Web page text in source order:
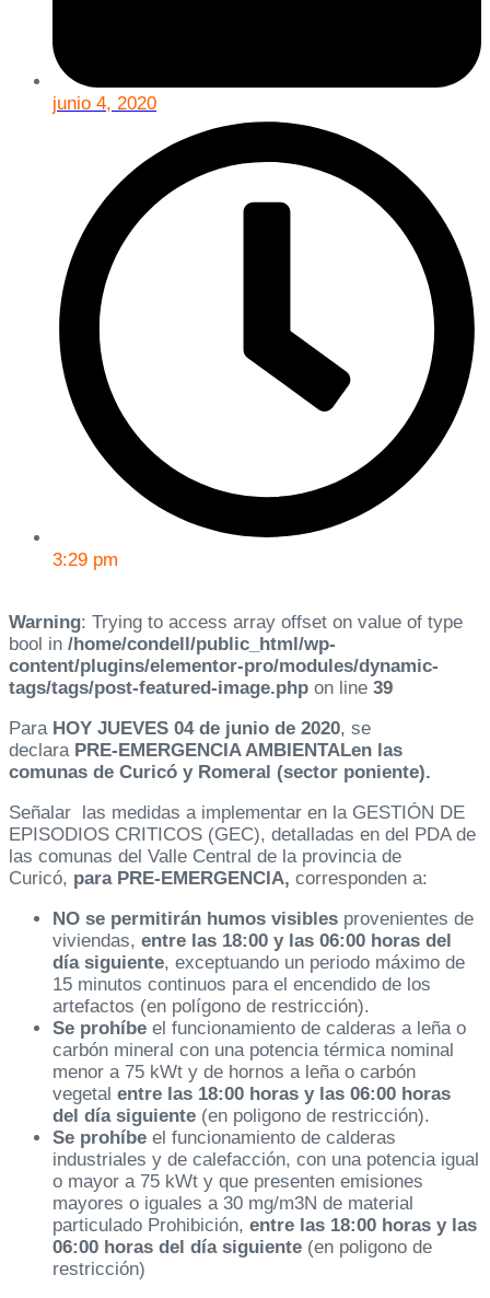
junio 4, 2020
3:29 pm
Warning: Trying to access array offset on value of type
bool in /home/condell/public_html/wp-
content/plugins/elementor-pro/modules/dynamic-
tags/tags/post-featured-image.php on line 39
Para HOY JUEVES 04 de junio de 2020, se
declara PRE-EMERGENCIA AMBIENTALen las
comunas de Curicó y Romeral (sector poniente).
Señalar las medidas a implementar en la GESTIÓN DE
EPISODIOS CRITICOS (GEC), detalladas en del PDA de
las comunas del Valle Central de la provincia de
Curicó, para PRE-EMERGENCIA, corresponden a:
NO se permitirán humos visibles provenientes de
viviendas, entre las 18:00 y las 06:00 horas del
día siguiente, exceptuando un periodo máximo de
15 minutos continuos para el encendido de los
artefactos (en polígono de restricción).
Se prohíbe el funcionamiento de calderas a leña o
carbón mineral con una potencia térmica nominal
menor a 75 kWt y de hornos a leña o carbón
vegetal entre las 18:00 horas y las 06:00 horas
del día siguiente (en poligono de restricción).
Se prohíbe el funcionamiento de calderas
industriales y de calefacción, con una potencia igual
o mayor a 75 kWt y que presenten emisiones
mayores o iguales a 30 mg/m3N de material
particulado Prohibición, entre las 18:00 horas y las
06:00 horas del día siguiente (en poligono de
restricción)